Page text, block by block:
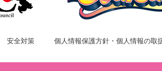
安全対策 個人情報保護方針・個人情報の取